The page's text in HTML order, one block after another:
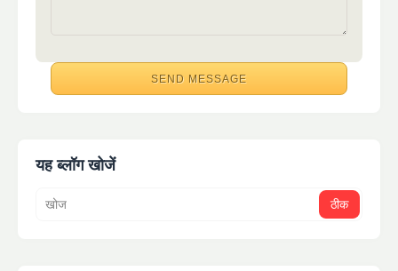
यह ब्लॉग खोजें